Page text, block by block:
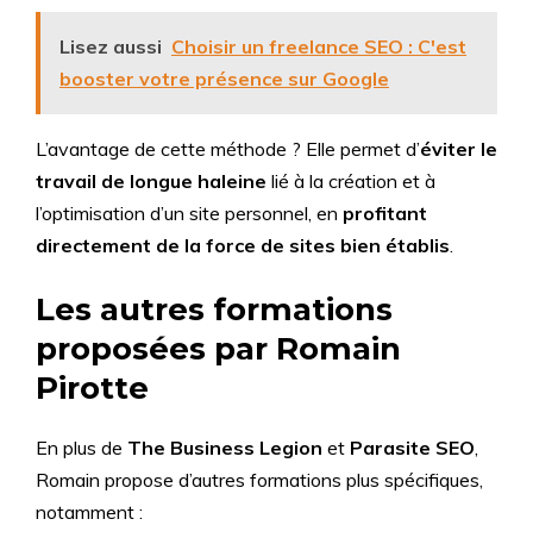
Lisez aussi Choisir un freelance SEO : C'est
booster votre présence sur Google
L’avantage de cette méthode ? Elle permet d’éviter le
travail de longue haleine lié à la création et à
l’optimisation d’un site personnel, en profitant
directement de la force de sites bien établis.
Les autres formations
proposées par Romain
Pirotte
En plus de The Business Legion et Parasite SEO,
Romain propose d’autres formations plus spécifiques,
notamment :